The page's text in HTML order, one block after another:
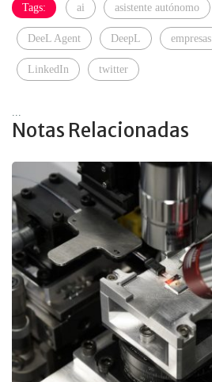
Tags: ai asistente autónomo
DeeL Agent DeepL empresas
LinkedIn twitter
Notas Relacionadas